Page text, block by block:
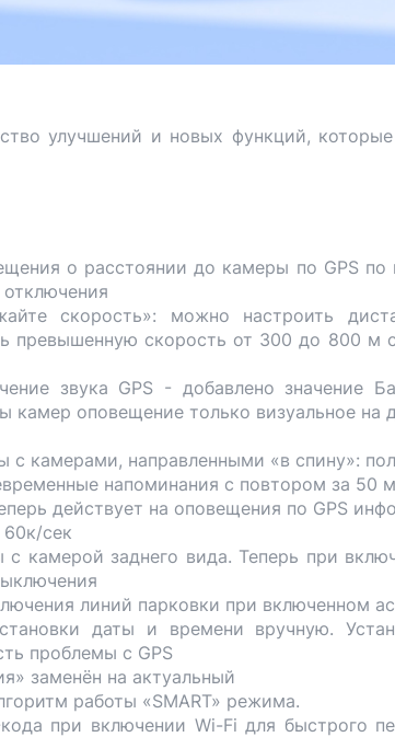
улучшений и новых функций,
о расстоянии до камеры по GPS
скорость»: можно настроить
превышенную скорость от 300 до 800
звука GPS - добавлено значение
камер оповещение только визуальное на
с камерами, направленными «в спину»:
напоминания с повтором за 50
действует на оповещения по GPS
сек
камерой заднего вида. Теперь при
линий парковки при включенном
даты и времени вручную.
проблемы c GPS
заменён на актуальный
работы «SMART» режима.
при включении Wi-Fi для быстрого